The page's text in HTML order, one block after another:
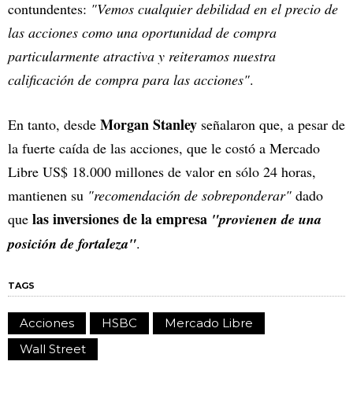
contundentes: "Vemos cualquier debilidad en el precio de
las acciones como una oportunidad de compra
particularmente atractiva y reiteramos nuestra
calificación de compra para las acciones".
En tanto, desde Morgan Stanley señalaron que, a pesar de
la fuerte caída de las acciones, que le costó a Mercado
Libre US$ 18.000 millones de valor en sólo 24 horas,
mantienen su "recomendación de sobreponderar" dado
que las inversiones de la empresa "provienen de una
posición de fortaleza".
TAGS
Acciones HSBC
Mercado Libre
Wall Street